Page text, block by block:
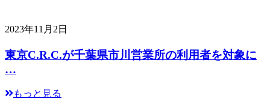
2023年11月2日
東京C.R.C.が千葉県市川営業所の利用者を対象に
…
もっと見る